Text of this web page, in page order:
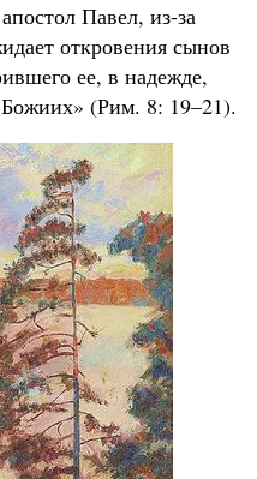
Павел, из-за
откровения сынов
ее, в надежде,
Божиих» (Рим. 8: 19–21).